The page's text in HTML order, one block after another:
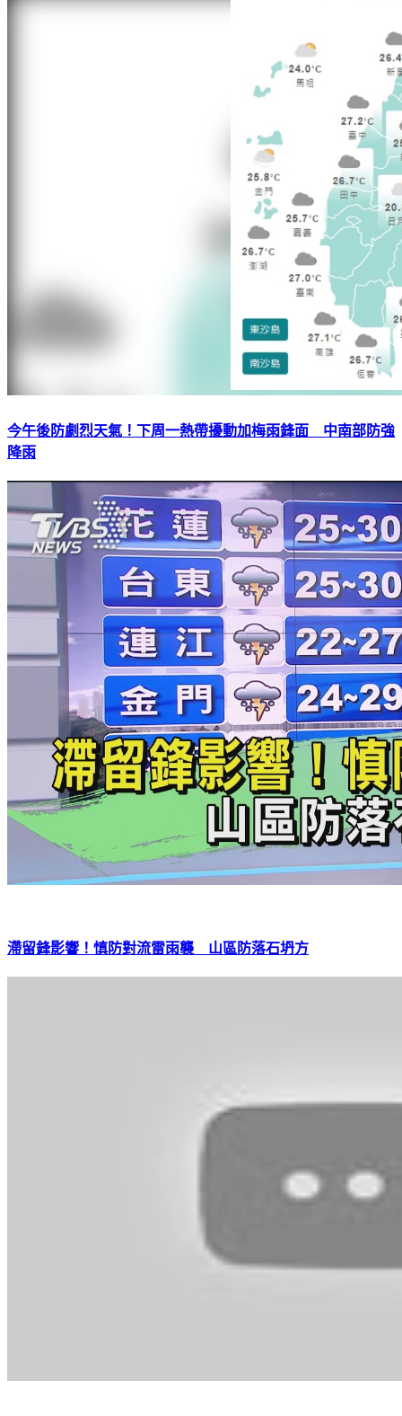
今午後防劇烈天氣！下周一熱帶擾動加梅雨鋒面 中南部防強
降雨
滯留鋒影響！慎防對流雷雨襲 山區防落石坍方